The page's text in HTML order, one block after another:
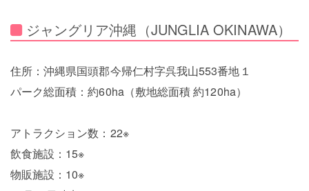
ジャングリア沖縄（JUNGLIA OKINAWA）
住所：沖縄県国頭郡今帰仁村字呉我山553番地１
パーク総面積：約60ha（敷地総面積 約120ha）
アトラクション数：22※
飲食施設：15※
物販施設：10※